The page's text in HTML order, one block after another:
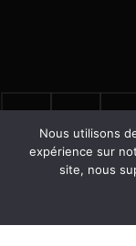
© 2025 Tasneem
développé avec ❤️ par
Nous utilisons
expérience sur
site, nous